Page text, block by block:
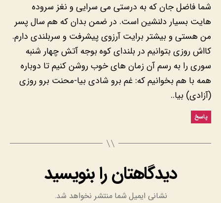
شما فاضل جان که به درستی می سرایی و نغز سروده
هایت بسیار دلنشین است. در ضمن بدان که هم سال پسر
من هستی و بیشتر برایت آرزوی پیشرفت و سربلندی دارم.
کااش روزی بتوانیم در بلندای کوه بوجه آتش چهار شنبه
سوری را به رسم آن زمان های خوب روشن کنیم تا دوباره
همه با هم بخوانیم که: غم برو شادی بیا-محنت برو روزی
(آزادی) بیا..
پاسخ
دیدگاهتان را بنویسید
نشانی ایمیل شما منتشر نخواهد شد.